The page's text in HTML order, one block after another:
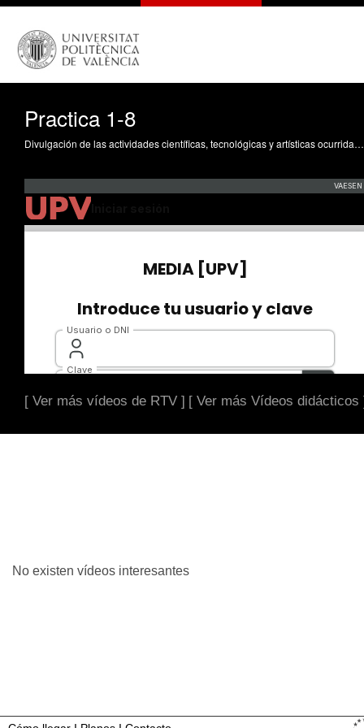
Practica 1-8
Divulgación de las actividades científicas, tecnológicas y artísticas ocurridas en los tres campus de la UPV
[ Ver más vídeos de RTV ] [ Ver más Vídeos didácticos
No existen vídeos interesantes